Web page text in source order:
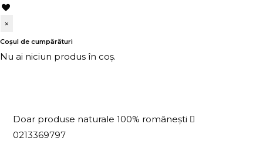
×
Coșul de cumpărături
Nu ai niciun produs în coș.
Doar produse naturale 100% românești
0213369797